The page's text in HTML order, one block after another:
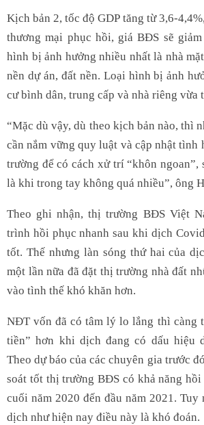
Kịch bản 2, tốc độ GDP tăng từ 3,6-
thương mại phục hồi, giá BĐS sẽ
hình bị ảnh hưởng nhiều nhất là nhà
nền dự án, đất nền. Loại hình bị ảnh
cư bình dân, trung cấp và nhà riêng vừa
“Mặc dù vậy, dù theo kịch bản nào, thì
cần nắm vững quy luật và cập nhật
trường để có cách xử trí “khôn ngoan”,
là khi trong tay không quá nhiều”, ông
Theo ghi nhận, thị trường BĐS Việt
trình hồi phục nhanh sau khi dịch
tốt. Thế nhưng làn sóng thứ hai của
một lần nữa đã đặt thị trường nhà đất
vào tình thế khó khăn hơn.
NĐT vốn đã có tâm lý lo lắng thì càng
tiền” hơn khi dịch đang có dấu hiệu
Theo dự báo của các chuyên gia trước
soát tốt thị trường BĐS có khả năng
cuối năm 2020 đến đầu năm 2021.
dịch như hiện nay điều này là khó đoán.